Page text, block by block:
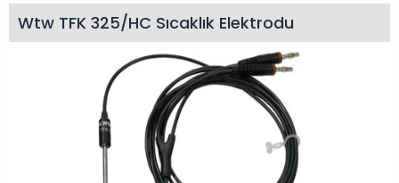
Wtw TFK 325/HC Sıcaklık Elektrodu